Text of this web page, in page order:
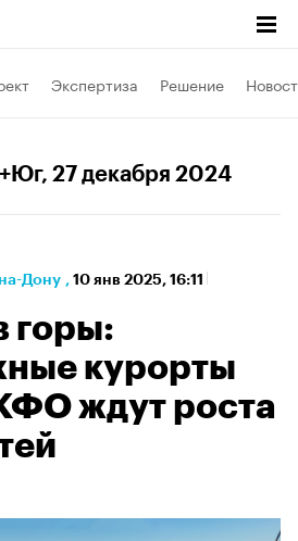
Экспертиза Решение
, 27 декабря 2024
Дону , 10 янв 2025, 16:11
горы:
курорты
ждут роста